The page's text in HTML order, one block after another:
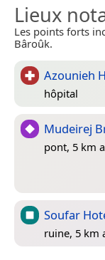
Lieux
Les points forts
Bâroûk.
Azounieh
hôpital
Mudeirej
pont, 5 km
Soufar
ruine, 5 km